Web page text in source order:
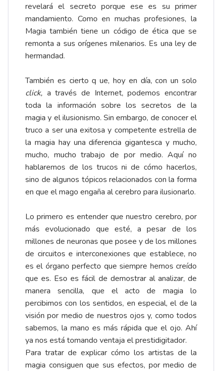
revelará el secreto porque ese es su primer
mandamiento. Como en muchas profesiones, la
Magia también tiene un código de ética que se
remonta a sus orígenes milenarios. Es una ley de
hermandad.
También es cierto q ue, hoy en día, con un solo
click, a través de Internet, podemos encontrar
toda la información sobre los secretos de la
magia y el ilusionismo. Sin embargo, de conocer el
truco a ser una exitosa y competente estrella de
la magia hay una diferencia gigantesca y mucho,
mucho, mucho trabajo de por medio. Aquí no
hablaremos de los trucos ni de cómo hacerlos,
sino de algunos tópicos relacionados con la forma
en que el mago engaña al cerebro para ilusionarlo.
Lo primero es entender que nuestro cerebro, por
más evolucionado que esté, a pesar de los
millones de neuronas que posee y de los millones
de circuitos e interconexiones que establece, no
es el órgano perfecto que siempre hemos creído
que es. Eso es fácil de demostrar al analizar, de
manera sencilla, que el acto de magia lo
percibimos con los sentidos, en especial, el de la
visión por medio de nuestros ojos y, como todos
sabemos, la mano es más rápida que el ojo. Ahí
ya nos está tomando ventaja el prestidigitador.
Para tratar de explicar cómo los artistas de la
magia consiguen que sus efectos, por medio de